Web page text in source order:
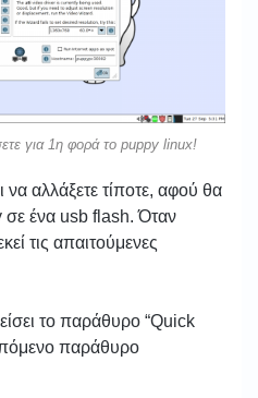
για 1η φορά το puppy linux!
να αλλάξετε τίποτε, αφού θα
σε ένα usb flash. Όταν
τις απαιτούμενες
το παράθυρο “Quick
παράθυρο